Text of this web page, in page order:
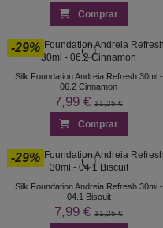
Comprar
-29%
Silk Foundation Andreia Refresh 30ml -
06.2 Cinnamon
7,99 € 11,25 €
Comprar
-29%
Silk Foundation Andreia Refresh 30ml -
04.1 Biscuit
7,99 € 11,25 €